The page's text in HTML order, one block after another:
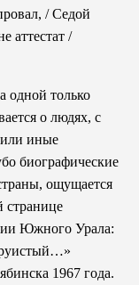
/ Седой
аттестат /
одной только
о людях, с
или иные
биографические
ощущается
странице
Южного Урала:
1967 года.